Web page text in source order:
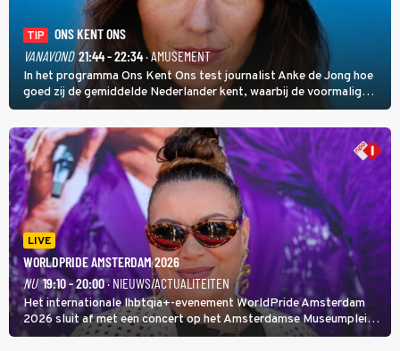
TIP
ONS KENT ONS
VANAVOND 21:44 - 22:34· AMUSEMENT
In het programma Ons Kent Ons test journalist Anke de Jong hoe
goed zij de gemiddelde Nederlander kent, waarbij de voormalig
hoofdredacteur van modebladen Glamour en Elle het samen met
rapper Keizer opneemt tegen Edson da Graça en Marc-Marie
Huijbregts.
LIVE
WORLDPRIDE AMSTERDAM 2026
NU 19:10 - 20:00· NIEUWS/ACTUALITEITEN
Het internationale lhbtqia+-evenement WorldPride Amsterdam
2026 sluit af met een concert op het Amsterdamse Museumplein.
Anita Doth is een van de optredende artiesten. In de jaren 90